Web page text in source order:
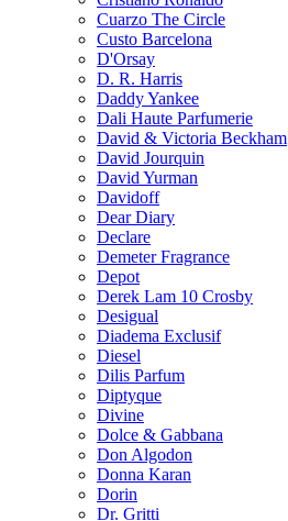
Cuarzo The Circle
Custo Barcelona
D'Orsay
D. R. Harris
Daddy Yankee
Dali Haute Parfumerie
David & Victoria Beckham
David Jourquin
David Yurman
Davidoff
Dear Diary
Declare
Demeter Fragrance
Depot
Derek Lam 10 Crosby
Desigual
Diadema Exclusif
Diesel
Dilis Parfum
Diptyque
Divine
Dolce & Gabbana
Don Algodon
Donna Karan
Dorin
Dr. Gritti